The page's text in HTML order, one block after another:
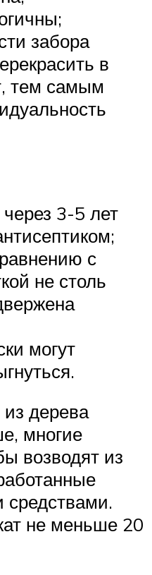
забора
в
тем самым
3-5 лет
с
не столь
могут
дерева
многие
возводят из
средствами.
не меньше 20